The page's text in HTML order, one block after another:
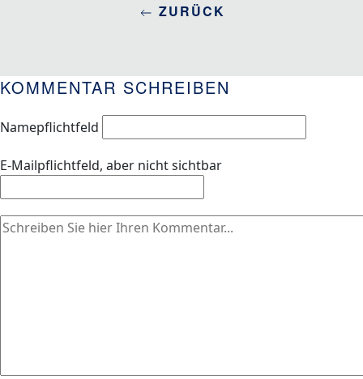
ZURÜCK
KOMMENTAR SCHREIBEN
Namepflichtfeld
E-Mailpflichtfeld, aber nicht sichtbar